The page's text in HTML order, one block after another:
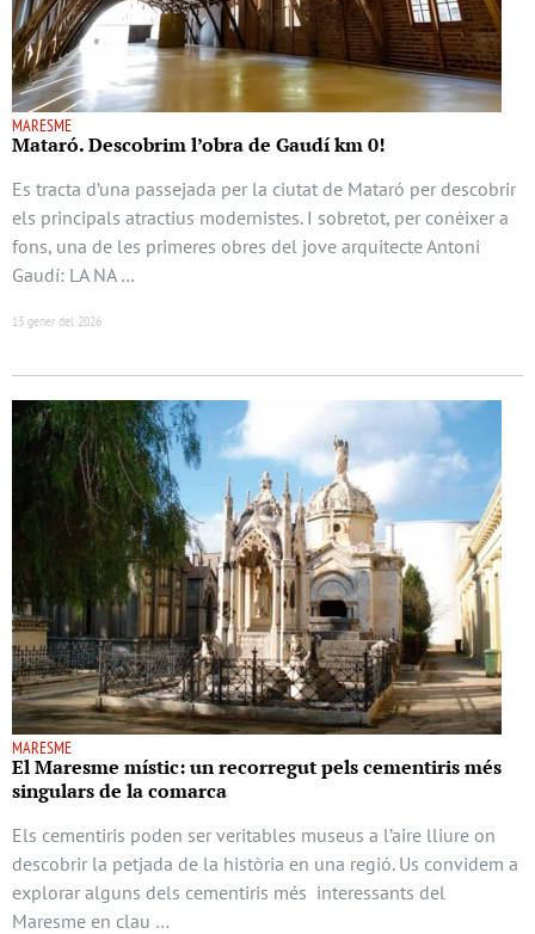
MARESME
Mataró. Descobrim l’obra de Gaudí km 0!
Es tracta d’una passejada per la ciutat de Mataró per descobrir
els principals atractius modernistes. I sobretot, per conèixer a
fons, una de les primeres obres del jove arquitecte Antoni
Gaudí: LA NA …
13 gener del 2026
MARESME
El Maresme místic: un recorregut pels cementiris més
singulars de la comarca
Els cementiris poden ser veritables museus a l’aire lliure on
descobrir la petjada de la història en una regió. Us convidem a
explorar alguns dels cementiris més interessants del
Maresme en clau …